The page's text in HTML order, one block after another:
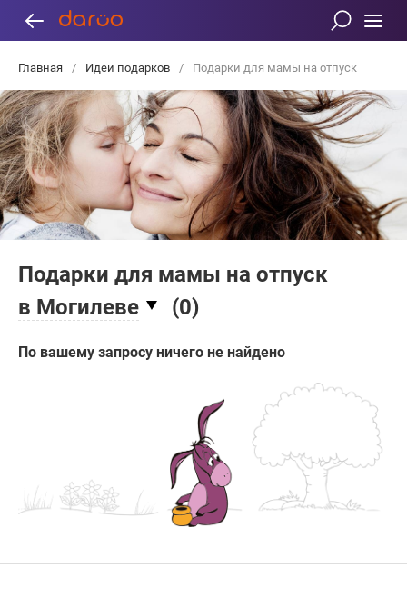
Главная / Идеи подарков / Подарки для мамы на отпуск
Подарки для мамы на отпуск
в Могилеве
(0)
По вашему запросу ничего не найдено